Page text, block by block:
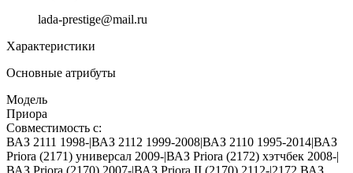
lada-prestige@mail.ru
Характеристики
Основные атрибуты
Модель
Приора
Совместимость с:
ВАЗ 2111 1998-|ВАЗ 2112 1999-2008|ВАЗ 2110 1995-2014|ВАЗ
Priora (2171) универсал 2009-|ВАЗ Priora (2172) хэтчбек 2008-|
ВАЗ Priora (2170) 2007-|ВАЗ Priora II (2170) 2112-|2172 ВАЗ